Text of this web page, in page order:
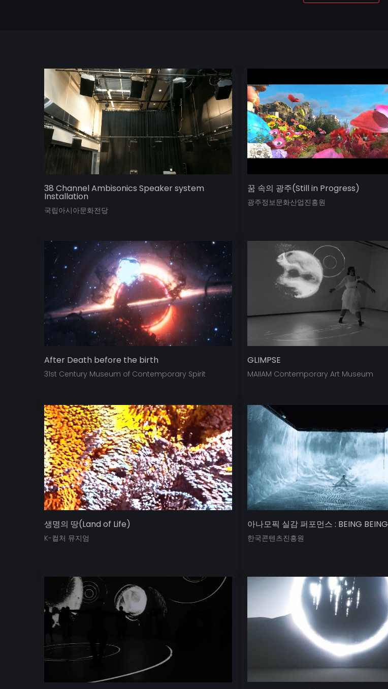
38 Channel Ambisonics Speaker system
Installation
국립아시아문화전당
꿈 속의 광주(Still in Progress)
광주정보문화산업진흥원
After Death before the birth
31st Century Museum of Contemporary Spirit
GLIMPSE
MAIIAM Contemporary Art Museum
생명의 땅(Land of Life)
K-컬처 뮤지엄
아나모픽 실감 퍼포먼스 : BEING BEING
한국콘텐츠진흥원